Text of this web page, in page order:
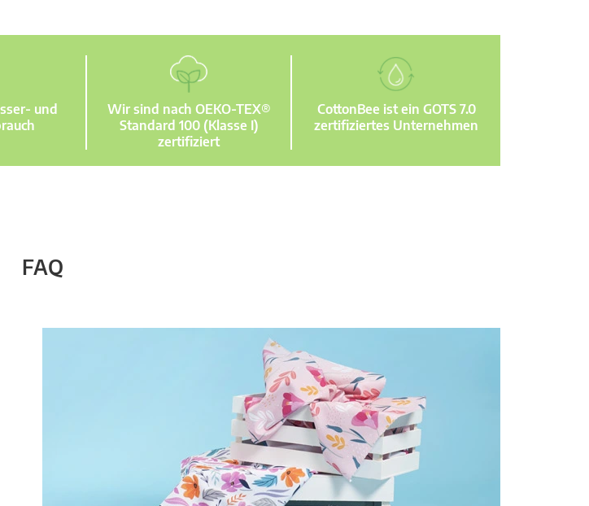
und
Wir sind nach OEKO-TEX®
Standard 100 (Klasse I)
zertifiziert
CottonBee ist ein GOTS 7.0
zertifiziertes Unternehmen
FAQ